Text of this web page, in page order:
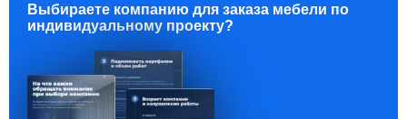
Выбираете компанию для заказа мебели по
индивидуальному проекту?